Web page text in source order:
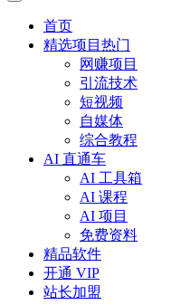
首页
精选项目 热门
网赚项目
引流技术
短视频
自媒体
综合教程
AI 直通车
AI 工具箱
AI 课程
AI 项目
免费资料
精品软件
开通 VIP
站长加盟